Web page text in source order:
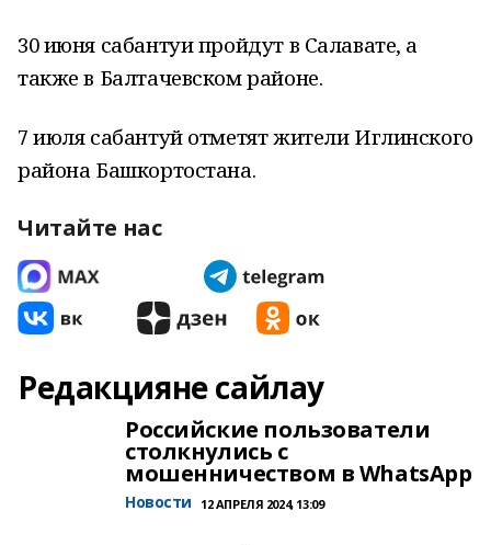
30 июня сабантуи пройдут в Салавате, а
также в Балтачевском районе.
7 июля сабантуй отметят жители Иглинского
района Башкортостана.
Читайте нас
Редакцияне сайлау
Российские пользователи
столкнулись с
мошенничеством в WhatsApp
Новости 12 АПРЕЛЯ 2024, 13:09